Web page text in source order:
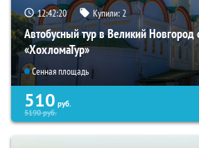
12:42:18 Купили:2
Автобусный тур в Великий Новгород
«ХохломаТур»
Сенная площадь
510 руб.
5190руб.